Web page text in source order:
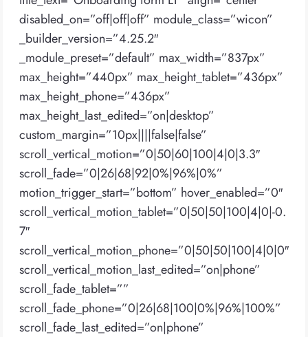
disabled_on=”off|off|off” module_class=”wicon”
_builder_version=”4.25.2″
_module_preset=”default” max_width=”837px”
max_height=”440px” max_height_tablet=”436px”
max_height_phone=”436px”
max_height_last_edited=”on|desktop”
custom_margin=”10px||||false|false”
scroll_vertical_motion=”0|50|60|100|4|0|3.3″
scroll_fade=”0|26|68|92|0%|96%|0%”
motion_trigger_start=”bottom” hover_enabled=”0″
scroll_vertical_motion_tablet=”0|50|50|100|4|0|-0.
7″
scroll_vertical_motion_phone=”0|50|50|100|4|0|0″
scroll_vertical_motion_last_edited=”on|phone”
scroll_fade_tablet=””
scroll_fade_phone=”0|26|68|100|0%|96%|100%”
scroll_fade_last_edited=”on|phone”